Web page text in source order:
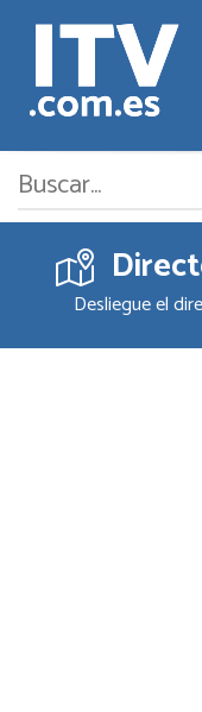
Cita ITV
Cambiar o Anular Cita
Desliegue el